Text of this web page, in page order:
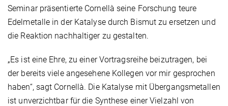
Seminar präsentierte Cornellà seine Forschung teure
Edelmetalle in der Katalyse durch Bismut zu ersetzen und
die Reaktion nachhaltiger zu gestalten.
„Es ist eine Ehre, zu einer Vortragsreihe beizutragen, bei
der bereits viele angesehene Kollegen vor mir gesprochen
haben“, sagt Cornellà. Die Katalyse mit Übergangsmetallen
ist unverzichtbar für die Synthese einer Vielzahl von